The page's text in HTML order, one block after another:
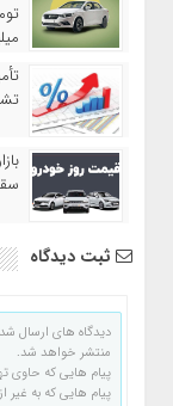
ثبت دیدگاه
دیدگاه های ارسال
منتشر خواهد شد.
پیام هایی که حاوی
پیام هایی که به غیر